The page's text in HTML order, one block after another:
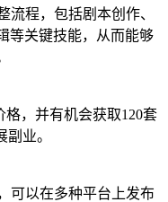
程，包括剧本创作、
等关键技能，从而能够
格，并有机会获取120套
业。
可以在多种平台上发布